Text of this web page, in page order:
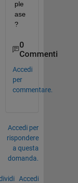
ple
ase
?
0
Commenti
Accedi
per
commentare.
Accedi per
rispondere
a questa
domanda.
Accedi